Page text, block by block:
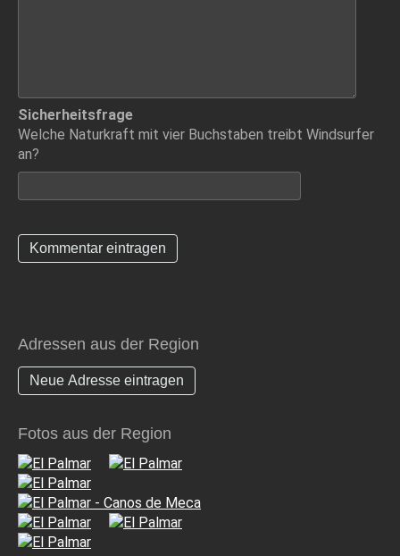
Sicherheitsfrage
Welche Naturkraft mit vier Buchstaben treibt Windsurfer
an?
Adressen aus der Region
Neue Adresse eintragen
Fotos aus der Region